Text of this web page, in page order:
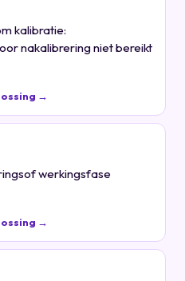
kalibratie:
nakalibrering niet bereikt
→
werkingsfase
→